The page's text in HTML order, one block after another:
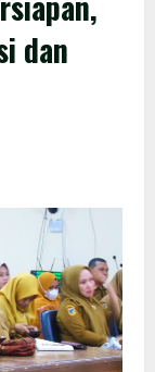
dan